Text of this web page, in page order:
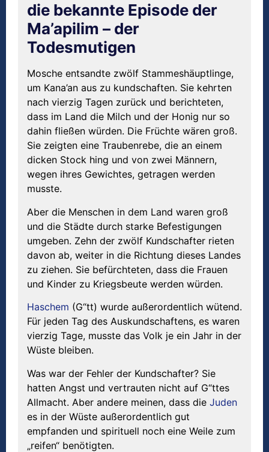
die bekannte Episode der
Ma’apilim – der
Todesmutigen
Mosche entsandte zwölf Stammeshäuptlinge,
um Kana’an aus zu kundschaften. Sie kehrten
nach vierzig Tagen zurück und berichteten,
dass im Land die Milch und der Honig nur so
dahin fließen würden. Die Früchte wären groß.
Sie zeigten eine Traubenrebe, die an einem
dicken Stock hing und von zwei Männern,
wegen ihres Gewichtes, getragen werden
musste.
Aber die Menschen in dem Land waren groß
und die Städte durch starke Befestigungen
umgeben. Zehn der zwölf Kundschafter rieten
davon ab, weiter in die Richtung dieses Landes
zu ziehen. Sie befürchteten, dass die Frauen
und Kinder zu Kriegsbeute werden würden.
Haschem (G“tt) wurde außerordentlich wütend.
Für jeden Tag des Auskundschaftens, es waren
vierzig Tage, musste das Volk je ein Jahr in der
Wüste bleiben.
Was war der Fehler der Kundschafter? Sie
hatten Angst und vertrauten nicht auf G“ttes
Allmacht. Aber andere meinen, dass die Juden
es in der Wüste außerordentlich gut
empfanden und spirituell noch eine Weile zum
„reifen“ benötigten.